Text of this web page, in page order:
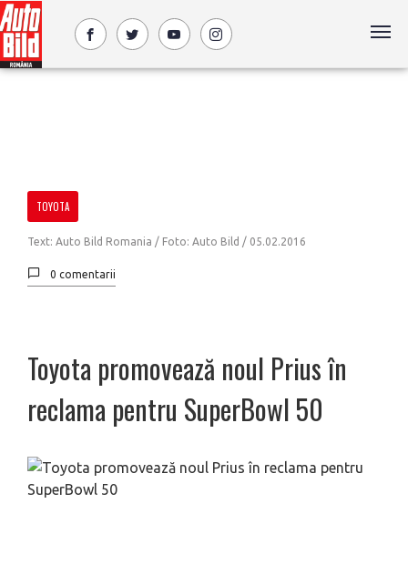
TOYOTA
Text: Auto Bild Romania / Foto: Auto Bild / 05.02.2016
0 comentarii
Toyota promovează noul Prius în
reclama pentru SuperBowl 50